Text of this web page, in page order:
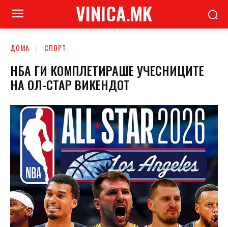
VINICA.MK
ДОМА СПОРТ
НБА ГИ КОМПЛЕТИРАШЕ УЧЕСНИЦИТЕ
НА ОЛ-СТАР ВИКЕНДОТ